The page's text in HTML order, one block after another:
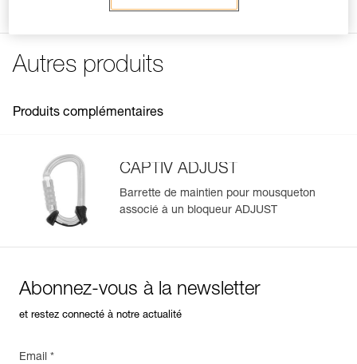
Voir tous les contenus techniques
Gérer et inspecter facilement votre EPI
Importez et exportez facilement vos données EPI
existantes.
Autres produits
Produits complémentaires
CAPTIV ADJUST
Barrette de maintien pour mousqueton
associé à un bloqueur ADJUST
Abonnez-vous à la newsletter
et restez connecté à notre actualité
Email *